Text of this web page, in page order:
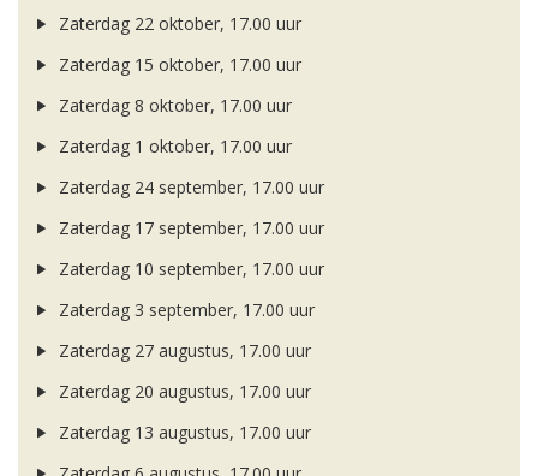
Zaterdag 22 oktober, 17.00 uur
Zaterdag 15 oktober, 17.00 uur
Zaterdag 8 oktober, 17.00 uur
Zaterdag 1 oktober, 17.00 uur
Zaterdag 24 september, 17.00 uur
Zaterdag 17 september, 17.00 uur
Zaterdag 10 september, 17.00 uur
Zaterdag 3 september, 17.00 uur
Zaterdag 27 augustus, 17.00 uur
Zaterdag 20 augustus, 17.00 uur
Zaterdag 13 augustus, 17.00 uur